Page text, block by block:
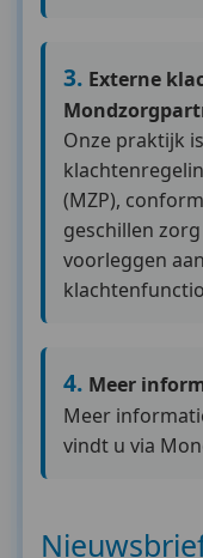
⁠Externe
Onze praktijk
(MZP),
geschillen
voorleggen
Meer
Meer
vindt u via